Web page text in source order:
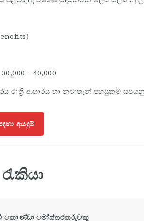
– 40,000
රාත්‍රී ආහාරය හා නවාතැන් පහසුකම්
අයදුම්
කොණ්ඩා මෝස්තරකරුවකු